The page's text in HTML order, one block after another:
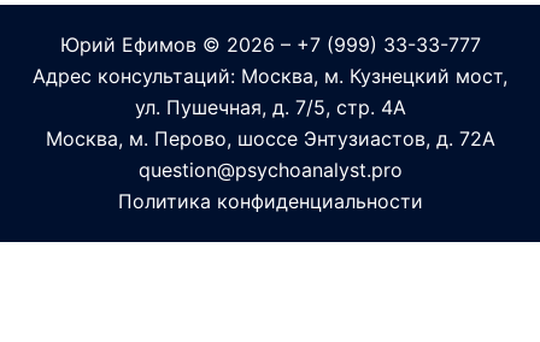
Юрий Ефимов© 2026 – +7 (999) 33-33-777
Адрес консультаций: Москва, м. Кузнецкий мост,
ул. Пушечная, д. 7/5, стр. 4А
Москва, м. Перово, шоссе Энтузиастов, д. 72А
question@psychoanalyst.pro
Политика конфиденциальности